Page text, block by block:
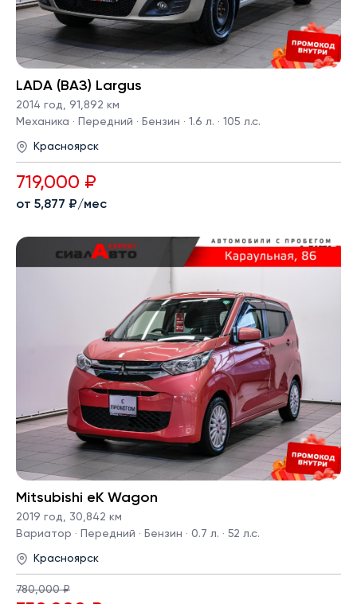
LADA (ВАЗ) Largus
2014 год, 91,892 км
Механика · Передний · Бензин · 1.6 л. · 105 л.с.
Красноярск
719,000 ₽
от 5,877 ₽/мес
Mitsubishi eK Wagon
2019 год, 30,842 км
Вариатор · Передний · Бензин · 0.7 л. · 52 л.с.
Красноярск
780,000 ₽